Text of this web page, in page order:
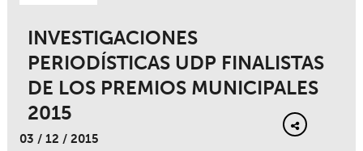
INVESTIGACIONES
PERIODÍSTICAS UDP FINALISTAS
DE LOS PREMIOS MUNICIPALES
2015
03 / 12 / 2015